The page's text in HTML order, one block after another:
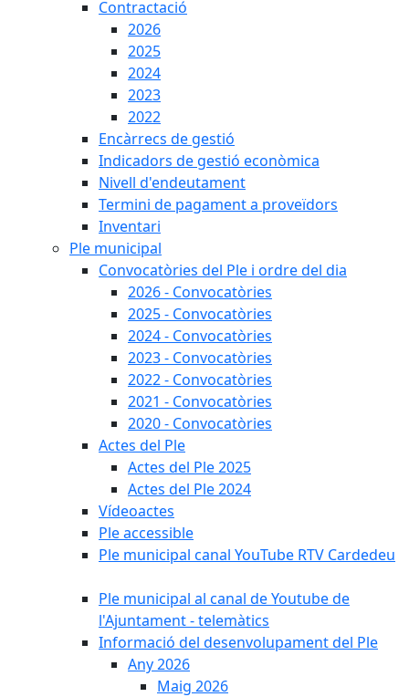
Contractació
2026
2025
2024
2023
2022
Encàrrecs de gestió
Indicadors de gestió econòmica
Nivell d'endeutament
Termini de pagament a proveïdors
Inventari
Ple municipal
Convocatòries del Ple i ordre del dia
2026 - Convocatòries
2025 - Convocatòries
2024 - Convocatòries
2023 - Convocatòries
2022 - Convocatòries
2021 - Convocatòries
2020 - Convocatòries
Actes del Ple
Actes del Ple 2025
Actes del Ple 2024
Vídeoactes
Ple accessible
Ple municipal canal YouTube RTV Cardedeu
Ple municipal al canal de Youtube de
l'Ajuntament - telemàtics
Informació del desenvolupament del Ple
Any 2026
Maig 2026